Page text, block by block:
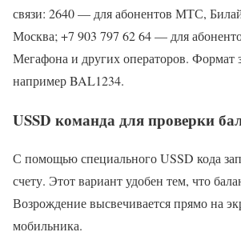
связи: 2640 — для абонентов МТС,
Москва; +7 903 797 62 64 — для
Мегафона и других операторов. Формат
например BAL1234.
USSD команда для проверки
С помощью специального USSD кода
счету. Этот вариант удобен тем, что
Возрождение высвечивается прямо на
мобильника.